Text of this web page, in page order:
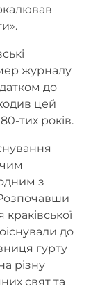
журналу
до
цей
тих років.
з
краківської
до
гурту
різну
свят та